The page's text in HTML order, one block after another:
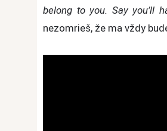
belong to you. Say you’ll
nezomrieš, že ma vždy